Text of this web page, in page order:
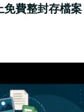
費整封存檔案